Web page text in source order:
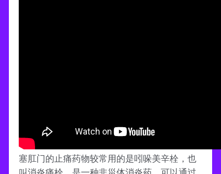
塞肛门的止痛药物较常用的是吲哚美辛栓，也